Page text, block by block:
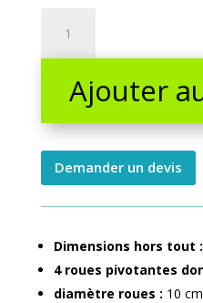
3
niveaux
quantityAjouter
Demander un devis
Dimensions hors tout :
4 roues pivotantes
diamètre roues : 10 cm